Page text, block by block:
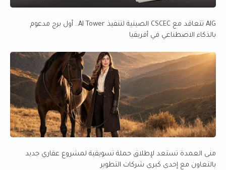
AIG تتعاقد مع CSCEC الصينية لتنفيذ AI Tower.. أول برج مدعوم
بالذكاء الاصطناعي في أفريقيا
منى العمدة تستعد لإطلاق حملة تسويقية لمشروع عقاري جديد
بالتعاون مع إحدى كبرى شركات التطوير